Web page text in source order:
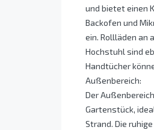
und bietet einen
Backofen und
ein. Rollläden an
Hochstuhl sind
Handtücher
Außenbereich:
Der
Gartenstück,
Strand. Die